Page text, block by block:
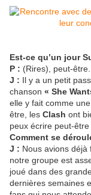
Est-ce qu’un jour
P : (Rires), peut-être.
J : Il y a un petit
chanson « She
elle y fait comme
être, les Clash ont
peux écrire peut-être
Comment se
J : Nous avions déjà
notre groupe est
joué dans des
dernières semaines